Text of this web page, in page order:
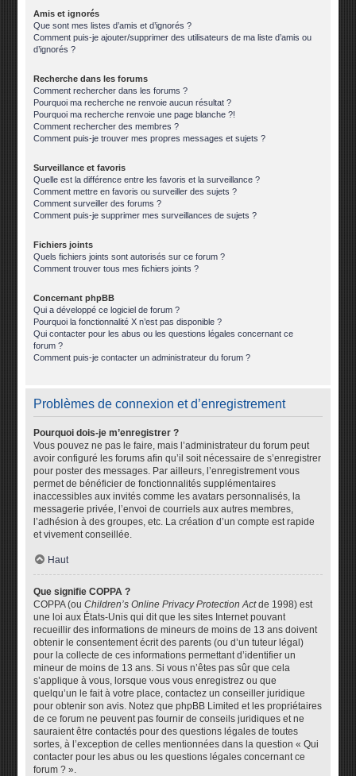
Amis et ignorés
Que sont mes listes d’amis et d’ignorés ?
Comment puis-je ajouter/supprimer des utilisateurs de ma liste d’amis ou
d’ignorés ?
Recherche dans les forums
Comment rechercher dans les forums ?
Pourquoi ma recherche ne renvoie aucun résultat ?
Pourquoi ma recherche renvoie une page blanche ?!
Comment rechercher des membres ?
Comment puis-je trouver mes propres messages et sujets ?
Surveillance et favoris
Quelle est la différence entre les favoris et la surveillance ?
Comment mettre en favoris ou surveiller des sujets ?
Comment surveiller des forums ?
Comment puis-je supprimer mes surveillances de sujets ?
Fichiers joints
Quels fichiers joints sont autorisés sur ce forum ?
Comment trouver tous mes fichiers joints ?
Concernant phpBB
Qui a développé ce logiciel de forum ?
Pourquoi la fonctionnalité X n’est pas disponible ?
Qui contacter pour les abus ou les questions légales concernant ce
forum ?
Comment puis-je contacter un administrateur du forum ?
Problèmes de connexion et d’enregistrement
Pourquoi dois-je m’enregistrer ?
Vous pouvez ne pas le faire, mais l’administrateur du forum peut
avoir configuré les forums afin qu’il soit nécessaire de s’enregistrer
pour poster des messages. Par ailleurs, l’enregistrement vous
permet de bénéficier de fonctionnalités supplémentaires
inaccessibles aux invités comme les avatars personnalisés, la
messagerie privée, l’envoi de courriels aux autres membres,
l’adhésion à des groupes, etc. La création d’un compte est rapide
et vivement conseillée.
Haut
Que signifie COPPA ?
COPPA (ouChildren’s Online Privacy Protection Actde 1998) est
une loi aux États-Unis qui dit que les sites Internet pouvant
recueillir des informations de mineurs de moins de 13 ans doivent
obtenir le consentement écrit des parents (ou d’un tuteur légal)
pour la collecte de ces informations permettant d’identifier un
mineur de moins de 13 ans. Si vous n’êtes pas sûr que cela
s’applique à vous, lorsque vous vous enregistrez ou que
quelqu’un le fait à votre place, contactez un conseiller juridique
pour obtenir son avis. Notez que phpBB Limited et les propriétaires
de ce forum ne peuvent pas fournir de conseils juridiques et ne
sauraient être contactés pour des questions légales de toutes
sortes, à l’exception de celles mentionnées dans la question « Qui
contacter pour les abus ou les questions légales concernant ce
forum ? ».